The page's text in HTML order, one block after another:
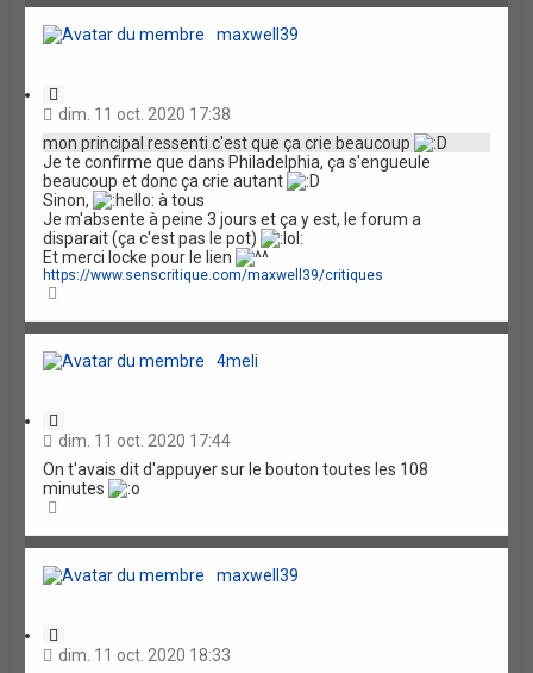
n
maxwell39
i
a
t
i
o
n
dim. 11 oct. 2020 17:38
mon principal ressenti c'est que ça crie beaucoup
Je te confirme que dans Philadelphia, ça s'engueule
beaucoup et donc ça crie autant
Sinon,
à tous
Je m'absente à peine 3 jours et ça y est, le forum a
disparait (ça c'est pas le pot)
Et merci locke pour le lien
https://www.senscritique.com/maxwell39/critiques
u
4meli
i
a
t
o
n
dim. 11 oct. 2020 17:44
On t'avais dit d'appuyer sur le bouton toutes les 108
minutes
u
maxwell39
i
dim. 11 oct. 2020 18:33